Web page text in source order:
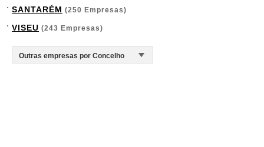
SANTARÉM (250 Empresas)
VISEU (243 Empresas)